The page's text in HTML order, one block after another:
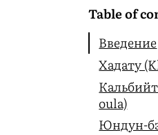
Table of
Введение
Хадату
oula)
Юндун-